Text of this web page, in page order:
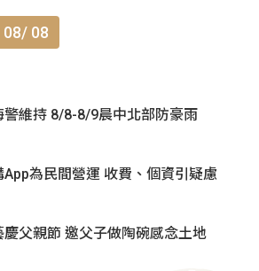
08
警維持 8/8-8/9晨中北部防豪雨
App為民間營運 收費、個資引疑慮
慶父親節 邀父子做陶碗感念土地